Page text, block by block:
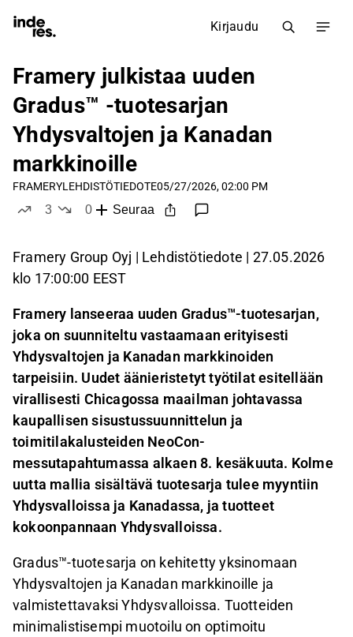
Kirjaudu
Framery julkistaa uuden
Gradus™ -tuotesarjan
Yhdysvaltojen ja Kanadan
markkinoille
FRAMERYLEHDISTÖTIEDOTE05/27/2026, 02:00 PM
3
0
Seuraa
Framery Group Oyj | Lehdistötiedote | 27.05.2026
klo 17:00:00 EEST
Framery lanseeraa uuden Gradus™-tuotesarjan,
joka on suunniteltu vastaamaan erityisesti
Yhdysvaltojen ja Kanadan markkinoiden
tarpeisiin. Uudet äänieristetyt työtilat esitellään
virallisesti Chicagossa maailman johtavassa
kaupallisen sisustussuunnittelun ja
toimitilakalusteiden NeoCon-
messutapahtumassa alkaen 8. kesäkuuta. Kolme
uutta mallia sisältävä tuotesarja tulee myyntiin
Yhdysvalloissa ja Kanadassa, ja tuotteet
kokoonpannaan Yhdysvalloissa.
Gradus™-tuotesarja on kehitetty yksinomaan
Yhdysvaltojen ja Kanadan markkinoille ja
valmistettavaksi Yhdysvalloissa. Tuotteiden
minimalistisempi muotoilu on optimoitu